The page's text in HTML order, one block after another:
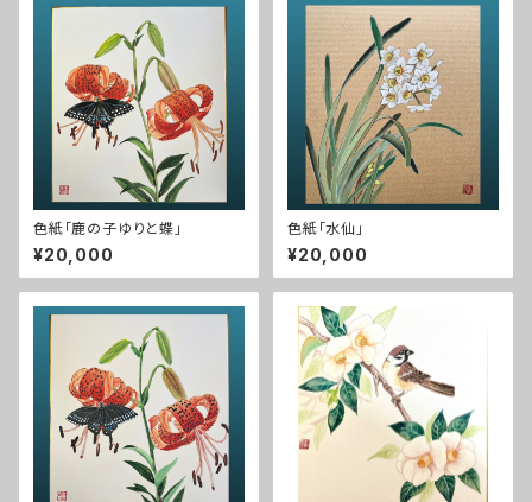
色紙「鹿の子ゆりと蝶」
¥20,000
色紙「水仙」
¥20,000